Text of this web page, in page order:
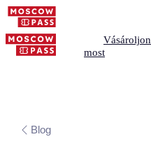
Vásároljon
most
Blog